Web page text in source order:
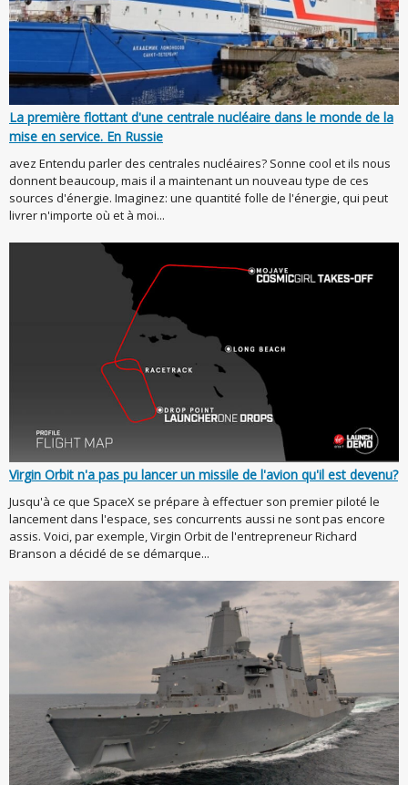
La première flottant d'une centrale nucléaire dans le monde de la
mise en service. En Russie
avez Entendu parler des centrales nucléaires? Sonne cool et ils nous
donnent beaucoup, mais il a maintenant un nouveau type de ces
sources d'énergie. Imaginez: une quantité folle de l'énergie, qui peut
livrer n'importe où et à moi...
Virgin Orbit n'a pas pu lancer un missile de l'avion qu'il est devenu?
Jusqu'à ce que SpaceX se prépare à effectuer son premier piloté le
lancement dans l'espace, ses concurrents aussi ne sont pas encore
assis. Voici, par exemple, Virgin Orbit de l'entrepreneur Richard
Branson a décidé de se démarque...